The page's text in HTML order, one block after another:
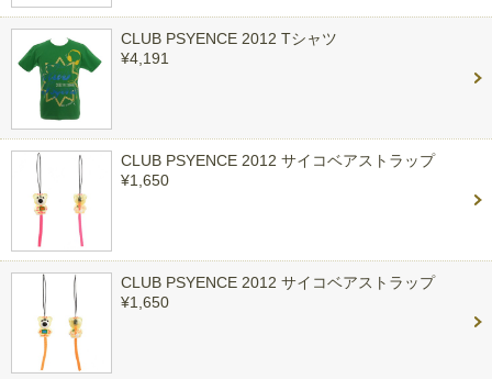
CLUB PSYENCE 2012 Tシャツ
¥4,191
CLUB PSYENCE 2012 サイコベアストラップ
¥1,650
CLUB PSYENCE 2012 サイコベアストラップ
¥1,650